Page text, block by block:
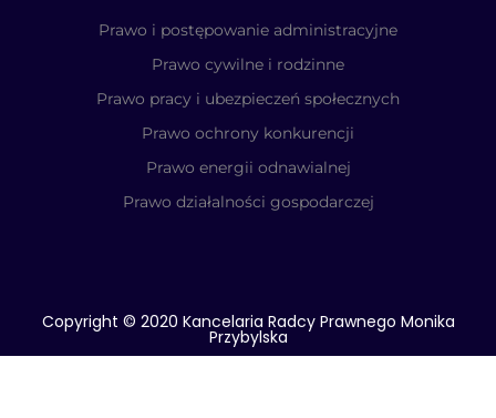
Prawo i postępowanie administracyjne
Prawo cywilne i rodzinne
Prawo pracy i ubezpieczeń społecznych
Prawo ochrony konkurencji
Prawo energii odnawialnej
Prawo działalności gospodarczej
Copyright © 2020 Kancelaria Radcy Prawnego Monika
Przybylska